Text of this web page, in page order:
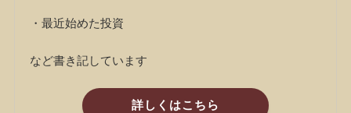
・最近始めた投資
など書き記しています
詳しくはこちら